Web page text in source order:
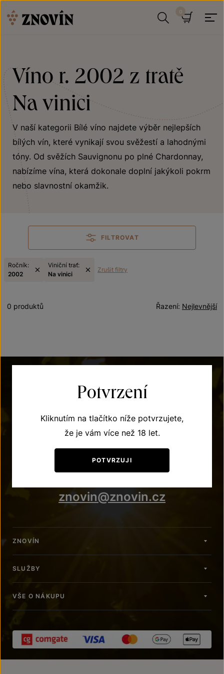
Víno r. 2002 z tratě
Na vinici
V naší kategorii Bílé víno najdete výběr nejlepších
bílých vín, které vynikají svou svěžestí a lahodnými
tóny. Od svěžích Sauvignonu po plné Chardonnay,
nabízíme vína, která dokonale doplní jakýkoli pokrm
nebo slavnostní okamžik.
FILTROVAT
Ročník:
2002
Viniční trať:
Na vinici
Zrušit filtry
Nejlevnější
Řazení:
0 produktů
POTŘEBUJETE PORADIT?
+420 515 266 620
znovin@znovin.cz
ZNOVÍN
SLUŽBY
VŠE O NÁKUPU
Potvrzení
Kliknutím na tlačítko níže potvrzujete,
že je vám více než 18 let.
POTVRZUJI